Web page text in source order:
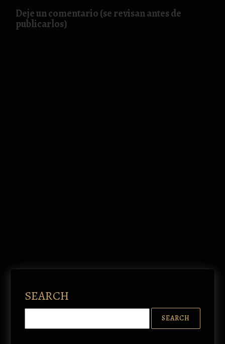
Deje un comentario (se revisan antes de
publicarlos)
SEARCH